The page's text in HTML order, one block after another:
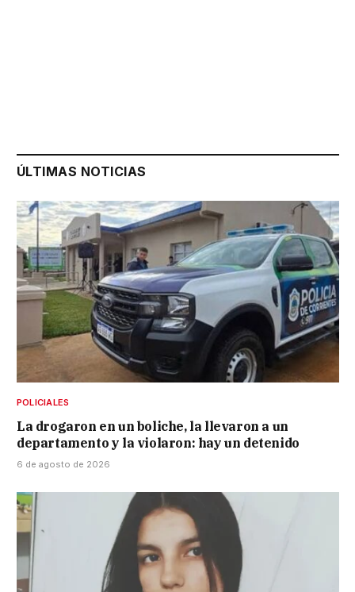
ÚLTIMAS NOTICIAS
POLICIALES
La drogaron en un boliche, la llevaron a un
departamento y la violaron: hay un detenido
6 de agosto de 2026